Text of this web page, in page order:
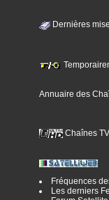
Dernières
Annuaire des
Chaînes
Fréquences
Les derniers